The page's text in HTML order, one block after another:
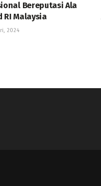
Bereputasi Ala
RI Malaysia
2024